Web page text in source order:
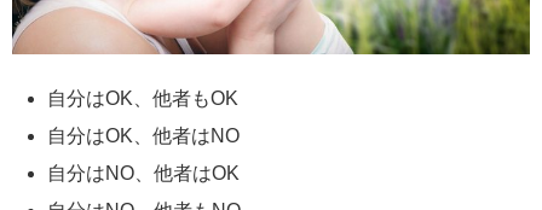
自分はOK、他者もOK
自分はOK、他者はNO
自分はNO、他者はOK